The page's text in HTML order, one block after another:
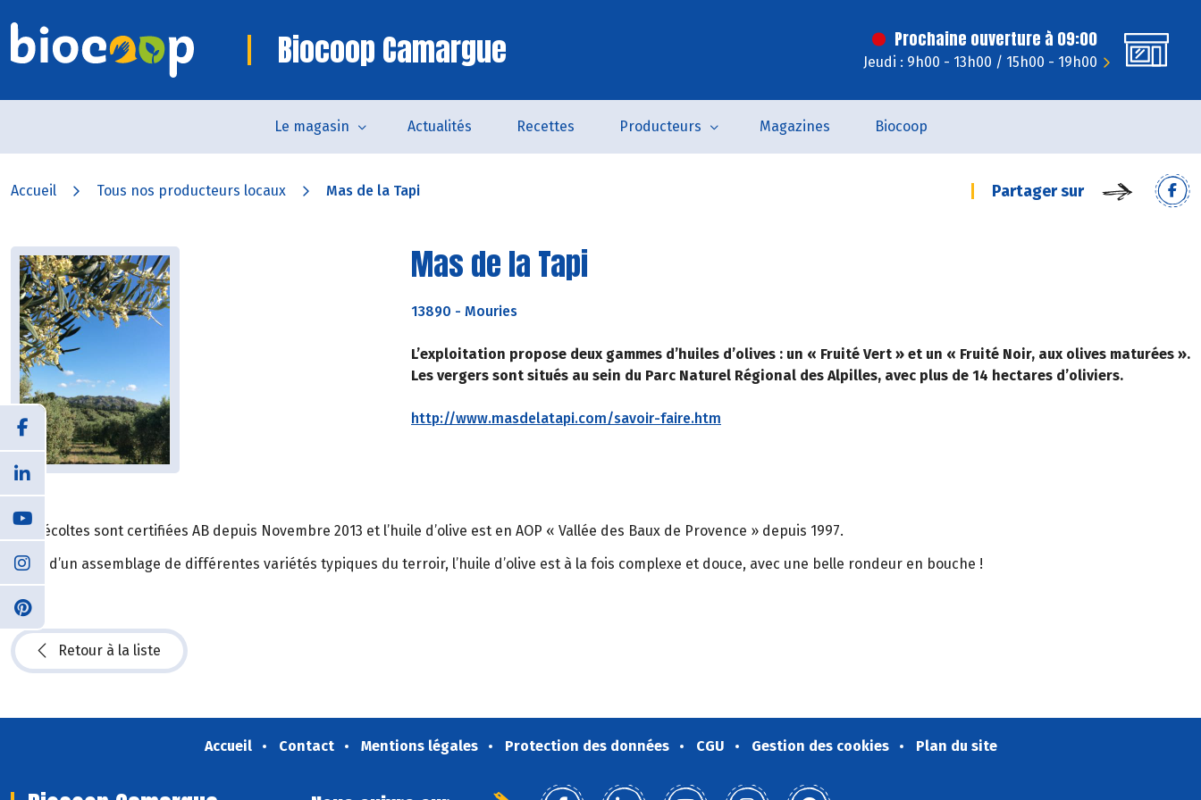
Biocoop Camargue Prochaine ouverture à 09:00
Jeudi : 9h00 - 13h00 / 15h00 - 19h00
Le magasin Actualités Recettes Producteurs Magazines Biocoop
Accueil Tous nos producteurs locaux Mas de la Tapi Partager sur
Mas de la Tapi
13890 - Mouries
L’exploitation propose deux gammes d’huiles d’olives : un « Fruité Vert » et un « Fruité Noir, aux olives maturées ».
Les vergers sont situés au sein du Parc Naturel Régional des Alpilles, avec plus de 14 hectares d’oliviers.
http://www.masdelatapi.com/savoir-faire.htm
Les récoltes sont certifiées AB depuis Novembre 2013 et l’huile d’olive est en AOP « Vallée des Baux de Provence » depuis 1997.
Issue d’un assemblage de différentes variétés typiques du terroir, l’huile d’olive est à la fois complexe et douce, avec une belle rondeur en bouche !
Retour à la liste
Accueil Contact Mentions légales Protection des données CGU Gestion des cookies Plan du site